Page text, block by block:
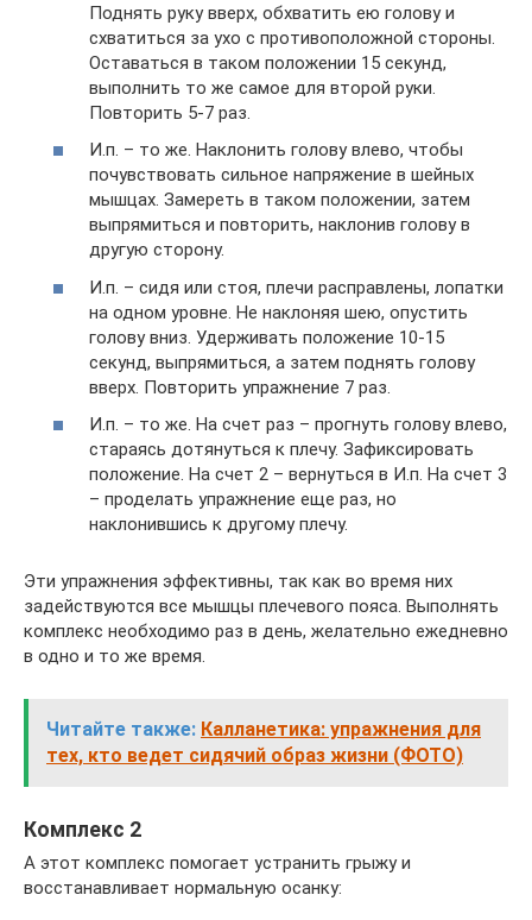
Поднять руку вверх, обхватить ею голову и
схватиться за ухо с противоположной стороны.
Оставаться в таком положении 15 секунд,
выполнить то же самое для второй руки.
Повторить 5-7 раз.
И.п. – то же. Наклонить голову влево, чтобы
почувствовать сильное напряжение в шейных
мышцах. Замереть в таком положении, затем
выпрямиться и повторить, наклонив голову в
другую сторону.
И.п. – сидя или стоя, плечи расправлены, лопатки
на одном уровне. Не наклоняя шею, опустить
голову вниз. Удерживать положение 10-15
секунд, выпрямиться, а затем поднять голову
вверх. Повторить упражнение 7 раз.
И.п. – то же. На счет раз – прогнуть голову влево,
стараясь дотянуться к плечу. Зафиксировать
положение. На счет 2 – вернуться в И.п. На счет 3
– проделать упражнение еще раз, но
наклонившись к другому плечу.
Эти упражнения эффективны, так как во время них
задействуются все мышцы плечевого пояса. Выполнять
комплекс необходимо раз в день, желательно ежедневно
в одно и то же время.
Читайте также: Калланетика: упражнения для
тех, кто ведет сидячий образ жизни (ФОТО)
Комплекс 2
А этот комплекс помогает устранить грыжу и
восстанавливает нормальную осанку: